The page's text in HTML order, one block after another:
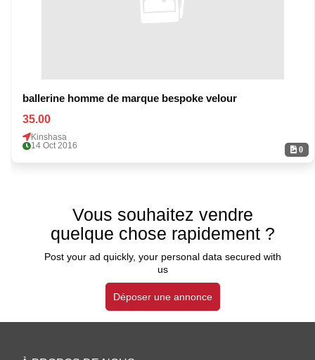
0
ballerine homme de marque bespoke velour
35.00
Kinshasa
14 Oct 2016
Vous souhaitez vendre
quelque chose rapidement ?
Post your ad quickly, your personal data secured with
us
Déposer une annonce